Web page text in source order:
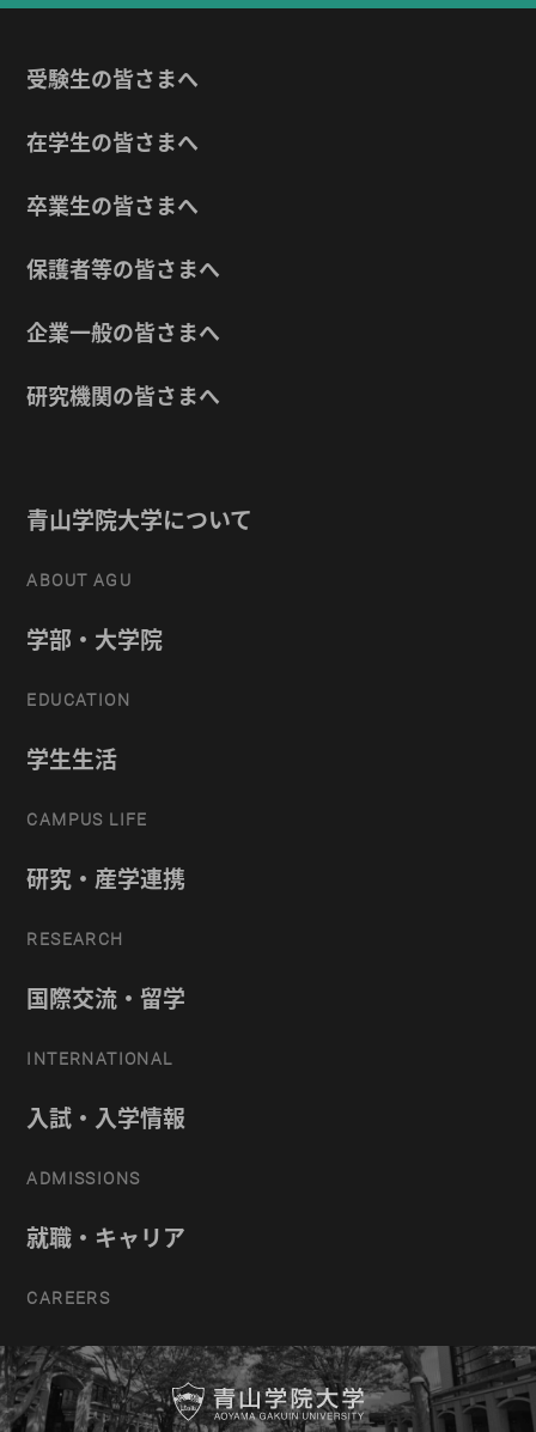
受験生の皆さまへ
在学生の皆さまへ
卒業生の皆さまへ
保護者等の皆さまへ
企業一般の皆さまへ
研究機関の皆さまへ
青山学院大学について
ABOUT AGU
学部・大学院
EDUCATION
学生生活
CAMPUS LIFE
研究・産学連携
RESEARCH
国際交流・留学
INTERNATIONAL
入試・入学情報
ADMISSIONS
就職・キャリア
CAREERS